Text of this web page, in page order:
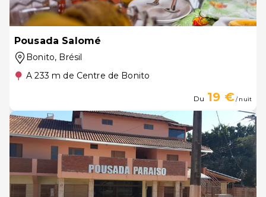
Pousada Salomé
Bonito, Brésil
A 233 m de Centre de Bonito
Du 19 €/ nuit